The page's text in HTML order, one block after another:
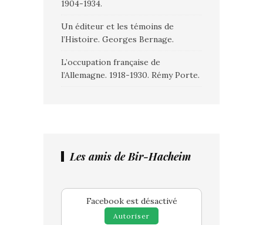
1904-1934.
Un éditeur et les témoins de
l’Histoire. Georges Bernage.
L’occupation française de
l’Allemagne. 1918-1930. Rémy Porte.
Les amis de Bir-Hacheim
Facebook est désactivé
Autoriser